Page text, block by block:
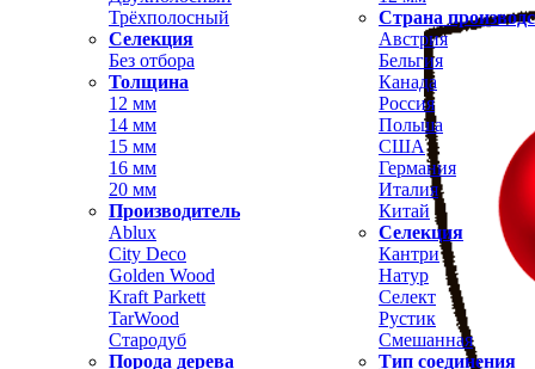
Трёхполосный
Селекция
Без отбора
Страна
Австрия
Бельгия
Толщина
12 мм
14 мм
15 мм
16 мм
20 мм
Производитель
Ablux
City Deco
Golden Wood
Kraft Parkett
TarWood
Стародуб
Порода дерева
Канада
Россия
Польша
США
Германия
Италия
Китай
Селекция
Кантри
Натур
Селект
Рустик
Смешанная
Тип соединения